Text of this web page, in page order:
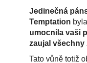
Jedinečná
Temptation
umocnila vaši
zaujal všechny
Tato vůně totiž